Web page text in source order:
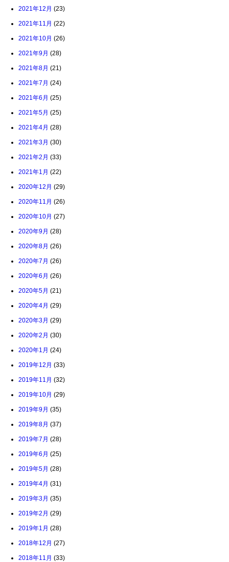
2021年12月 (23)
2021年11月 (22)
2021年10月 (26)
2021年9月 (28)
2021年8月 (21)
2021年7月 (24)
2021年6月 (25)
2021年5月 (25)
2021年4月 (28)
2021年3月 (30)
2021年2月 (33)
2021年1月 (22)
2020年12月 (29)
2020年11月 (26)
2020年10月 (27)
2020年9月 (28)
2020年8月 (26)
2020年7月 (26)
2020年6月 (26)
2020年5月 (21)
2020年4月 (29)
2020年3月 (29)
2020年2月 (30)
2020年1月 (24)
2019年12月 (33)
2019年11月 (32)
2019年10月 (29)
2019年9月 (35)
2019年8月 (37)
2019年7月 (28)
2019年6月 (25)
2019年5月 (28)
2019年4月 (31)
2019年3月 (35)
2019年2月 (29)
2019年1月 (28)
2018年12月 (27)
2018年11月 (33)